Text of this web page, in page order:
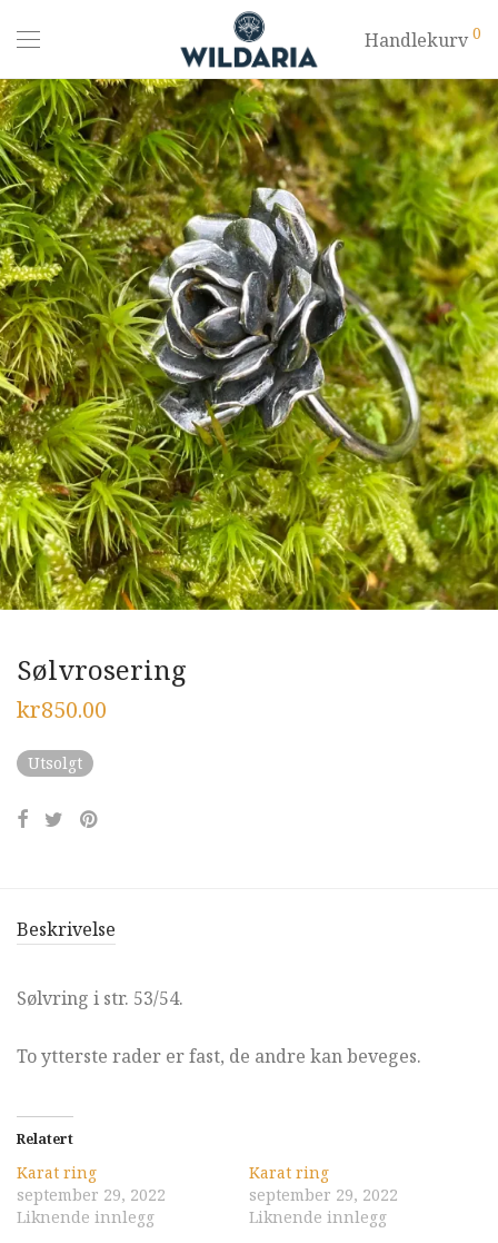
Handlekurv 0
Sølvrosering
kr850.00
Utsolgt
Beskrivelse
Sølvring i str. 53/54.
To ytterste rader er fast, de andre kan beveges.
Relatert
Karat ring
september 29, 2022
Liknende innlegg
Karat ring
september 29, 2022
Liknende innlegg